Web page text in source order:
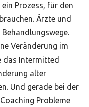
Prozess, für den
Ärzte und
Veränderung im
das Intermitted
alter
Und gerade bei der
Probleme